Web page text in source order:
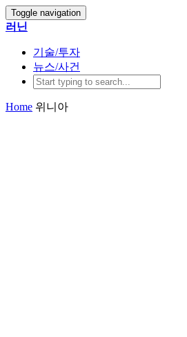
Toggle navigation
러닌
기술/투자
뉴스/사건
Home 위니아